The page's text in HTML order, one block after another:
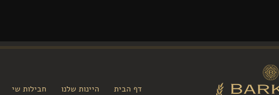
דף הבית היינות שלנו חבילות שי